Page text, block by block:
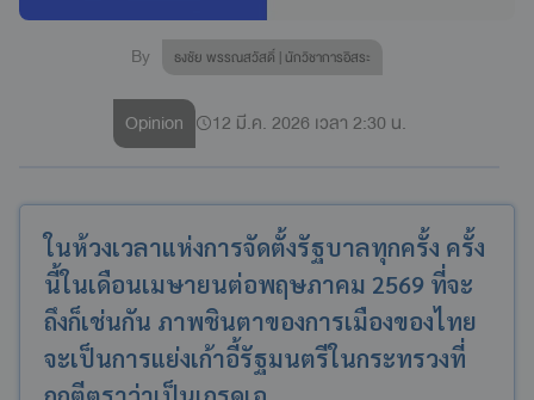
By ธงชัย พรรณสวัสดิ์ | นักวิชาการอิสระ
Opinion 12 มี.ค. 2026 เวลา 2:30 น.
ในห้วงเวลาแห่งการจัดตั้งรัฐบาลทุกครั้ง ครั้ง
นี้ในเดือนเมษายนต่อพฤษภาคม 2569 ที่จะ
ถึงก็เช่นกัน ภาพชินตาของการเมืองของไทย
จะเป็นการแย่งเก้าอี้รัฐมนตรีในกระทรวงที่